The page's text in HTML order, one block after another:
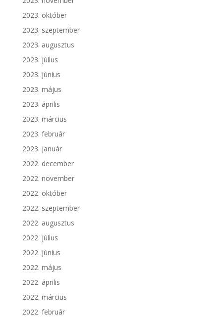
2023. október
2023. szeptember
2023. augusztus
2023. július
2023. június
2023. május
2023. április
2023. március
2023. február
2023. január
2022. december
2022. november
2022. október
2022. szeptember
2022. augusztus
2022. július
2022. június
2022. május
2022. április
2022. március
2022. február